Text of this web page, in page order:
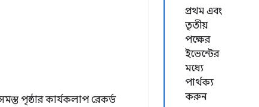
প্রথম এবং
তৃতীয়
পক্ষের
ইভেন্টের
মধ্যে
পার্থক্য
করুন
পৃষ্ঠার কার্যকলাপ রেকর্ড